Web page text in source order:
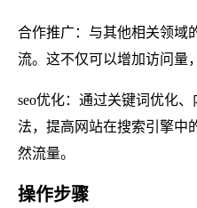
合作推广：与其他相关领域
流。这不仅可以增加访问量
seo优化：通过关键词优化
法，提高网站在搜索引擎中
然流量。
操作步骤